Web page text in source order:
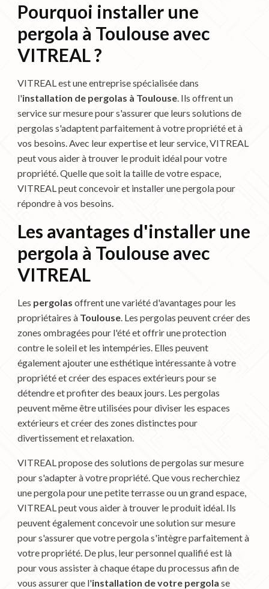
Pourquoi installer une
pergola à Toulouse avec
VITREAL ?
VITREAL est une entreprise spécialisée dans
l'installation de pergolas à Toulouse. Ils offrent un
service sur mesure pour s'assurer que leurs solutions de
pergolas s'adaptent parfaitement à votre propriété et à
vos besoins. Avec leur expertise et leur service, VITREAL
peut vous aider à trouver le produit idéal pour votre
propriété. Quelle que soit la taille de votre espace,
VITREAL peut concevoir et installer une pergola pour
répondre à vos besoins.
Les avantages d'installer une
pergola à Toulouse avec
VITREAL
Les pergolas offrent une variété d'avantages pour les
propriétaires à Toulouse. Les pergolas peuvent créer des
zones ombragées pour l'été et offrir une protection
contre le soleil et les intempéries. Elles peuvent
également ajouter une esthétique intéressante à votre
propriété et créer des espaces extérieurs pour se
détendre et profiter des beaux jours. Les pergolas
peuvent même être utilisées pour diviser les espaces
extérieurs et créer des zones distinctes pour
divertissement et relaxation.
VITREAL propose des solutions de pergolas sur mesure
pour s'adapter à votre propriété. Que vous recherchiez
une pergola pour une petite terrasse ou un grand espace,
VITREAL peut vous aider à trouver le produit idéal. Ils
peuvent également concevoir une solution sur mesure
pour s'assurer que votre pergola s'intègre parfaitement à
votre propriété. De plus, leur personnel qualifié est là
pour vous assister à chaque étape du processus afin de
vous assurer que l'installation de votre pergola se